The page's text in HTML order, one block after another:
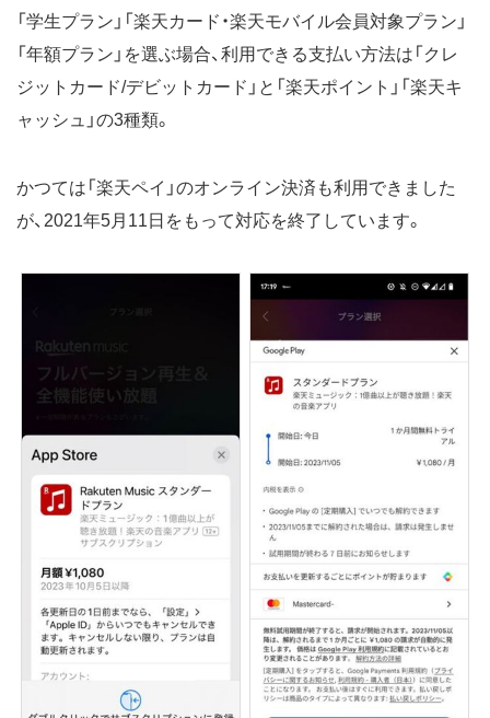
「学生プラン」「楽天カード・楽天モバイル会員対象プラン」
「年額プラン」を選ぶ場合、利用できる支払い方法は「クレ
ジットカード/デビットカード」と「楽天ポイント」「楽天キ
ャッシュ」の3種類。
かつては「楽天ペイ」のオンライン決済も利用できました
が、2021年5月11日をもって対応を終了しています。